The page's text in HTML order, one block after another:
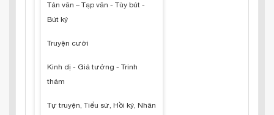
Tản văn – Tạp văn - Tùy bút -
Bút ký
Truyện cười
Kinh dị - Giả tưởng - Trinh
thám
Tự truyện, Tiểu sử, Hồi ký, Nhân